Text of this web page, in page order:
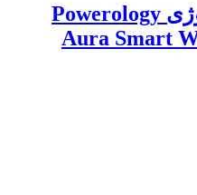
ساعت هوشمند پاورولوژی Powerology
Aura Smart